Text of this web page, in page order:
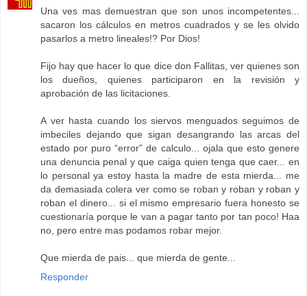
Una ves mas demuestran que son unos incompetentes...
sacaron los cálculos en metros cuadrados y se les olvido
pasarlos a metro lineales!? Por Dios!
Fijo hay que hacer lo que dice don Fallitas, ver quienes son
los dueños, quienes participaron en la revisión y
aprobación de las licitaciones.
A ver hasta cuando los siervos menguados seguimos de
imbeciles dejando que sigan desangrando las arcas del
estado por puro “error” de calculo... ojala que esto genere
una denuncia penal y que caiga quien tenga que caer... en
lo personal ya estoy hasta la madre de esta mierda... me
da demasiada colera ver como se roban y roban y roban y
roban el dinero... si el mismo empresario fuera honesto se
cuestionaría porque le van a pagar tanto por tan poco! Haa
no, pero entre mas podamos robar mejor.
Que mierda de pais... que mierda de gente...
Responder